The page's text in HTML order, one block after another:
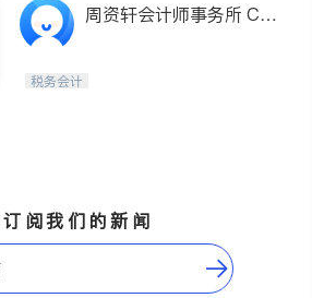
周资轩会计师事务所 CP
税务会计
阅我们的新闻